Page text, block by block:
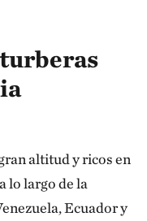
altitud y ricos en
lo largo de la
Ecuador y